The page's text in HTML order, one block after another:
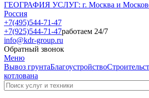
ГЕОГРАФИЯ УСЛУГ: г. Москва и
Россия
+7(495)544-71-47
+7(925)544-71-47работаем 24/7
info@kdr-group.ru
Обратный звонок
Меню
Вывоз грунтаБлагоустройство
котлована